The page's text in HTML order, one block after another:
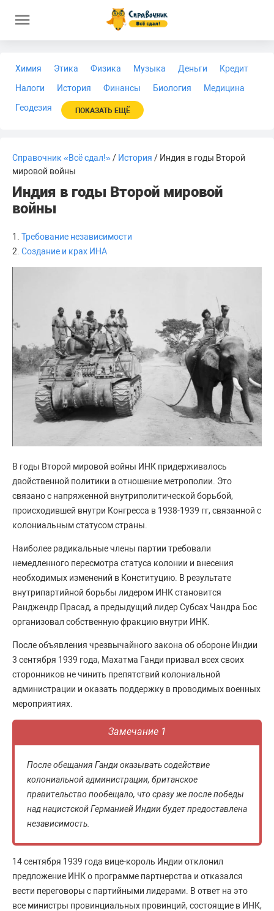
Химия Этика Физика Музыка Деньги
Кредит
Налоги
История Финансы Биология
Медицина
Геодезия
ПОКАЗАТЬ ЕЩЁ
Справочник «Всё сдал!»/ История / Индия в годы Второй
мировой войны
Индия в годы Второй мировой
войны
1. Требование независимости
2. Создание и крах ИНА
В годы Второй мировой войны ИНК придерживалось
двойственной политики в отношение метрополии. Это
связано с напряженной внутриполитической борьбой,
происходившей внутри Конгресса в 1938-1939 гг, связанной с
колониальным статусом страны.
Наиболее радикальные члены партии требовали
немедленного пересмотра статуса колонии и внесения
необходимых изменений в Конституцию. В результате
внутрипартийной борьбы лидером ИНК становится
Ранджендр Прасад, а предыдущий лидер Субсах Чандра Бос
организовал собственную фракцию внутри ИНК.
После объявления чрезвычайного закона об обороне Индии
3 сентября 1939 года, Махатма Ганди призвал всех своих
сторонников не чинить препятствий колониальной
администрации и оказать поддержку в проводимых военных
мероприятиях.
Замечание 1
После обещания Ганди оказывать содействие
колониальной администрации, британское
правительство пообещало, что сразу же после победы
над нацистской Германией Индии будет предоставлена
независимость.
14 сентября 1939 года вице-король Индии отклонил
предложение ИНК о программе партнерства и отказался
вести переговоры с партийными лидерами. В ответ на это
все министры провинциальных провинций, состоящие в ИНК,